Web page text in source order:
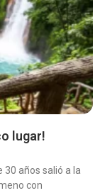
lugar!
30 años salió a la
con